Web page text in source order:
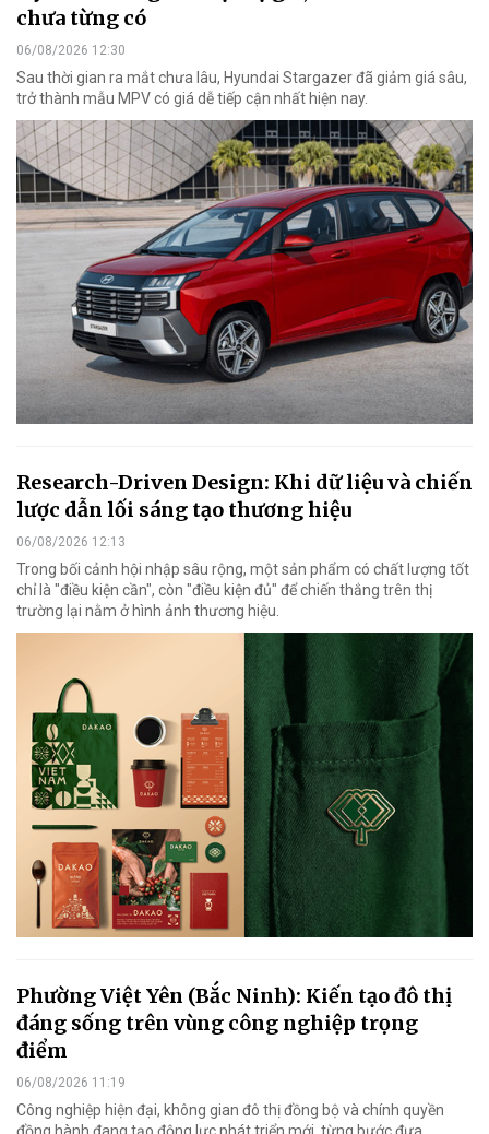
chưa từng có
06/08/2026 12:30
Sau thời gian ra mắt chưa lâu, Hyundai Stargazer đã giảm giá sâu,
trở thành mẫu MPV có giá dễ tiếp cận nhất hiện nay.
Research-Driven Design: Khi dữ liệu và chiến
lược dẫn lối sáng tạo thương hiệu
06/08/2026 12:13
Trong bối cảnh hội nhập sâu rộng, một sản phẩm có chất lượng tốt
chỉ là "điều kiện cần", còn "điều kiện đủ" để chiến thắng trên thị
trường lại nằm ở hình ảnh thương hiệu.
Phường Việt Yên (Bắc Ninh): Kiến tạo đô thị
đáng sống trên vùng công nghiệp trọng
điểm
06/08/2026 11:19
Công nghiệp hiện đại, không gian đô thị đồng bộ và chính quyền